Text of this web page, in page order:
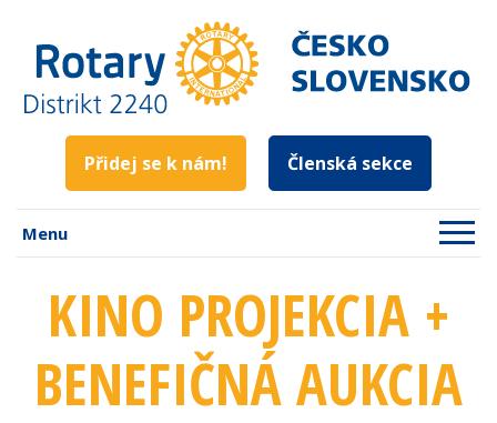
Přidej se k nám! Členská sekce
Menu
KINO PROJEKCIA +
BENEFIČNÁ AUKCIA